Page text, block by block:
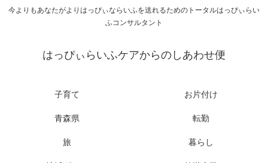
今よりもあなたがよりはっぴぃならいふを送れるためのトータルはっぴぃらい
ふコンサルタント
はっぴぃらいふケアからのしあわせ便
子育て お片付け
青森県 転勤
旅 暮らし